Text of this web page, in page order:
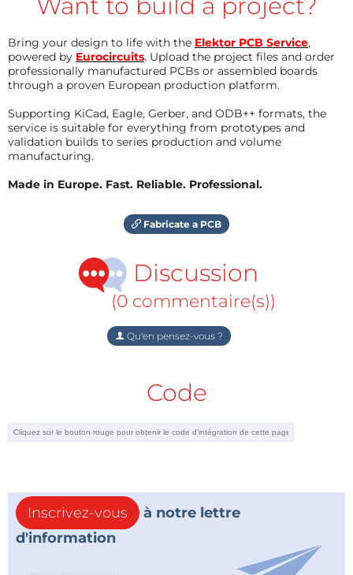
Bring your design to life with the Elektor PCB Service,
powered by Eurocircuits. Upload the project files and order
professionally manufactured PCBs or assembled boards
through a proven European production platform.
Supporting KiCad, Eagle, Gerber, and ODB++ formats, the
service is suitable for everything from prototypes and
validation builds to series production and volume
manufacturing.
Made in Europe. Fast. Reliable. Professional.
Fabricate a PCB
Discussion
(0 commentaire(s))
Qu'en pensez-vous ?
Code
Inscrivez-vous
à notre lettre
d'information